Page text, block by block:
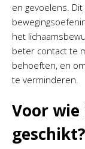
en gevoelens.
het
beter contact te
behoeften, en
te verminderen.
Voor
geschikt?